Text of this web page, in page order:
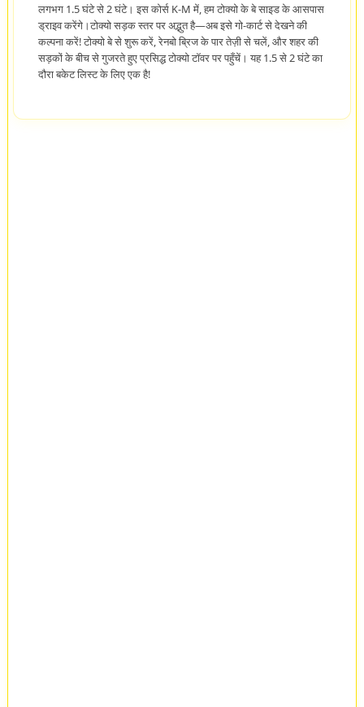
लगभग 1.5 घंटे से 2 घंटे। इस कोर्स K-M में, हम टोक्यो के बे साइड के आसपास
ड्राइव करेंगे।टोक्यो सड़क स्तर पर अद्भुत है—अब इसे गो-कार्ट से देखने की
कल्पना करें! टोक्यो बे से शुरू करें, रेनबो ब्रिज के पार तेज़ी से चलें, और शहर की
सड़कों के बीच से गुजरते हुए प्रसिद्ध टोक्यो टॉवर पर पहुँचें। यह 1.5 से 2 घंटे का
दौरा बकेट लिस्ट के लिए एक है!